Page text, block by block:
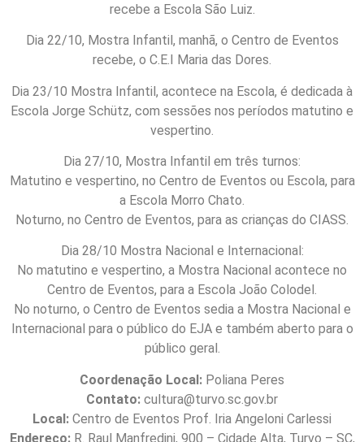
recebe a Escola São Luiz.
Dia 22/10, Mostra Infantil, manhã, o Centro de Eventos
recebe, o C.E.I Maria das Dores.
Dia 23/10 Mostra Infantil, acontece na Escola, é dedicada à
Escola Jorge Schütz, com sessões nos períodos matutino e
vespertino.
Dia 27/10, Mostra Infantil em três turnos:
Matutino e vespertino, no Centro de Eventos ou Escola, para
a Escola Morro Chato.
Noturno, no Centro de Eventos, para as crianças do CIASS.
Dia 28/10 Mostra Nacional e Internacional:
No matutino e vespertino, a Mostra Nacional acontece no
Centro de Eventos, para a Escola João Colodel.
No noturno, o Centro de Eventos sedia a Mostra Nacional e
Internacional para o público do EJA e também aberto para o
público geral.
Coordenação Local: Poliana Peres
Contato: cultura@turvo.sc.gov.br
Local: Centro de Eventos Prof. Iria Angeloni Carlessi
Endereço: R. Raul Manfredini, 900 – Cidade Alta, Turvo – SC,